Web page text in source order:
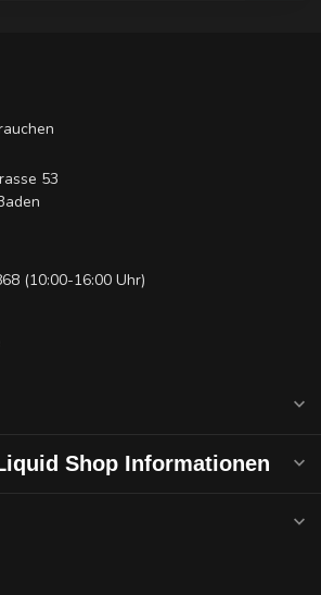
53
(10:00-16:00 Uhr)
Shop Informationen